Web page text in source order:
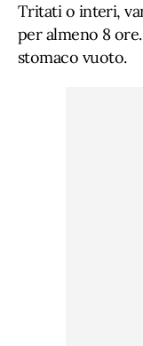
Tritati o interi,
per almeno 8
stomaco vuoto.